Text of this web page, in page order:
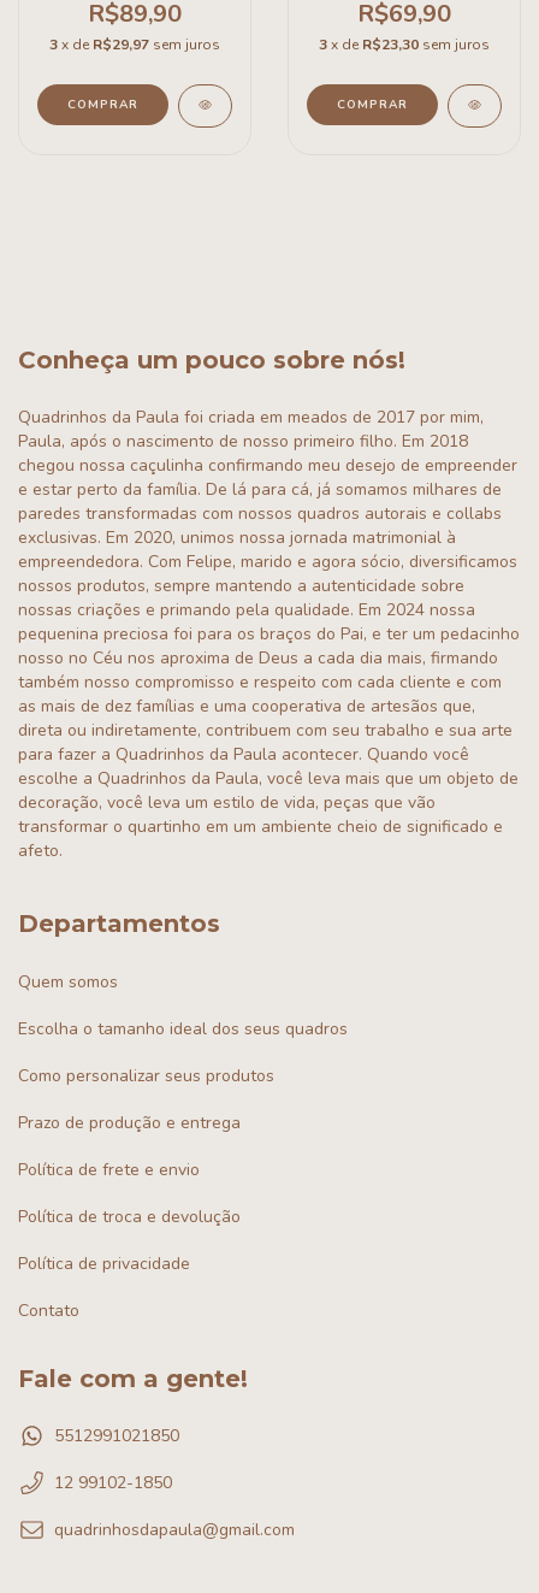
R$89,90
3x de R$29,97 sem juros
COMPRAR
R$69,90
3x de R$23,30 sem juros
COMPRAR
Conheça um pouco sobre nós!
Quadrinhos da Paula foi criada em meados de 2017 por mim,
Paula, após o nascimento de nosso primeiro filho. Em 2018
chegou nossa caçulinha confirmando meu desejo de empreender
e estar perto da família. De lá para cá, já somamos milhares de
paredes transformadas com nossos quadros autorais e collabs
exclusivas. Em 2020, unimos nossa jornada matrimonial à
empreendedora. Com Felipe, marido e agora sócio, diversificamos
nossos produtos, sempre mantendo a autenticidade sobre
nossas criações e primando pela qualidade. Em 2024 nossa
pequenina preciosa foi para os braços do Pai, e ter um pedacinho
nosso no Céu nos aproxima de Deus a cada dia mais, firmando
também nosso compromisso e respeito com cada cliente e com
as mais de dez famílias e uma cooperativa de artesãos que,
direta ou indiretamente, contribuem com seu trabalho e sua arte
para fazer a Quadrinhos da Paula acontecer. Quando você
escolhe a Quadrinhos da Paula, você leva mais que um objeto de
decoração, você leva um estilo de vida, peças que vão
transformar o quartinho em um ambiente cheio de significado e
afeto.
Departamentos
Quem somos
Escolha o tamanho ideal dos seus quadros
Como personalizar seus produtos
Prazo de produção e entrega
Política de frete e envio
Política de troca e devolução
Política de privacidade
Contato
Fale com a gente!
5512991021850
12 99102-1850
quadrinhosdapaula@gmail.com